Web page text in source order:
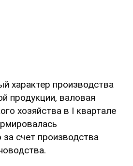
характер производства
продукции, валовая
хозяйства в I квартале
счет производства